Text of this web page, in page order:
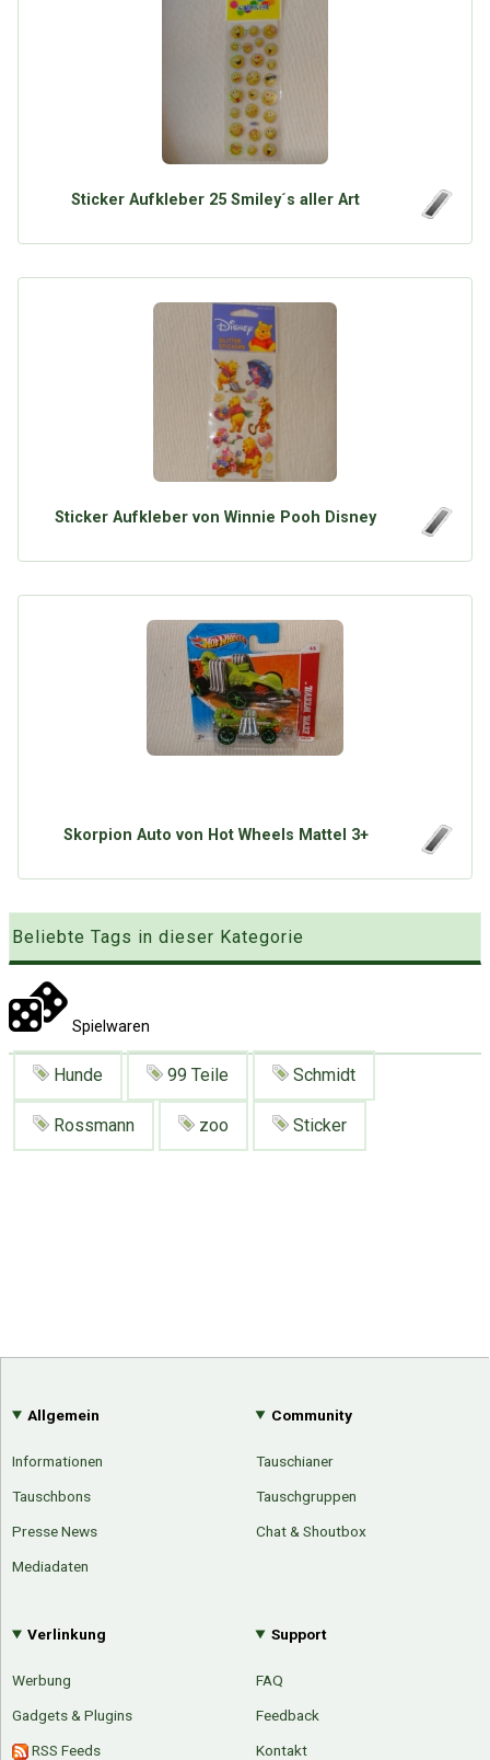
Mit Email Twitter
Presse News
Suchanfragen
Tagwolke
Sticker Aufkleber 25 Smiley´s aller Art
Sticker Aufkleber von Winnie Pooh Disney
Skorpion Auto von Hot Wheels Mattel 3+
Beliebte Tags in dieser Kategorie
Spielwaren
Hunde 99 Teile Schmidt
Rossmann zoo Sticker
Allgemein
Informationen
Tauschbons
Presse News
Mediadaten
Community
Tauschianer
Tauschgruppen
Chat & Shoutbox
Verlinkung
Werbung
Gadgets & Plugins
RSS Feeds
Support
FAQ
Feedback
Kontakt